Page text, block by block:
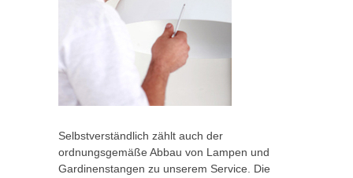
Selbstverständlich zählt auch der
ordnungsgemäße Abbau von Lampen und
Gardinenstangen zu unserem Service. Die